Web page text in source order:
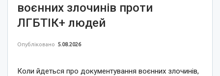
воєнних злочинів проти
ЛГБТІК+ людей
Опубліковано 5.08.2026
Коли йдеться про документування воєнних злочинів,